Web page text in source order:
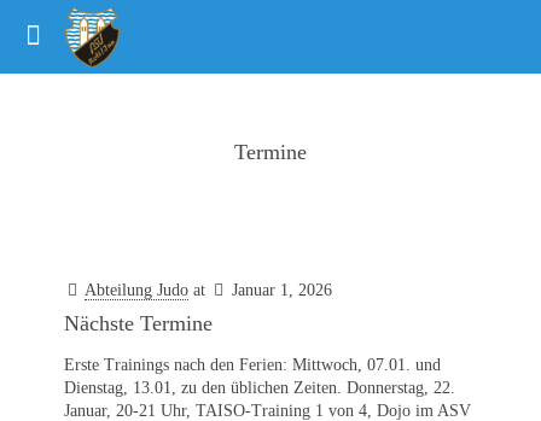
Termine
Abteilung Judo at Januar 1, 2026
Nächste Termine
Erste Trainings nach den Ferien: Mittwoch, 07.01. und
Dienstag, 13.01, zu den üblichen Zeiten. Donnerstag, 22.
Januar, 20-21 Uhr, TAISO-Training 1 von 4, Dojo im ASV